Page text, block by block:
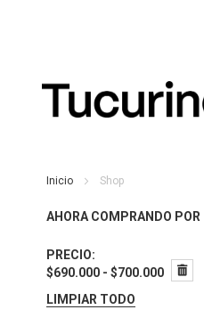
Inicio Shop
AHORA COMPRANDO POR
PRECIO
$690.000 - $700.000
LIMPIAR TODO